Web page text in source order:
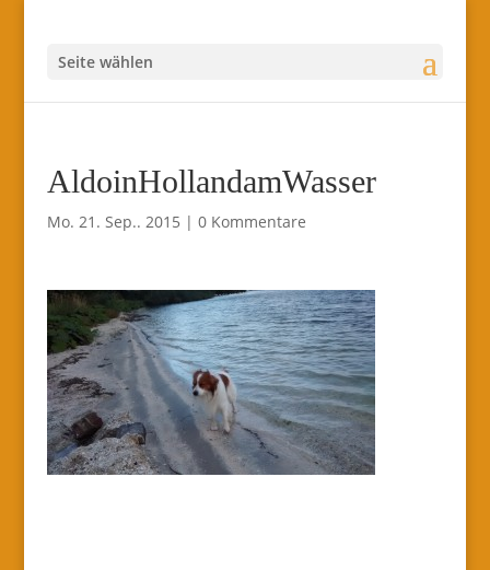
Seite wählen
AldoinHollandamWasser
Mo. 21. Sep.. 2015 | 0 Kommentare